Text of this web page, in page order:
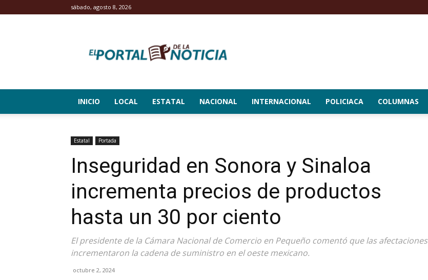
sábado, agosto 8, 2026
Portal
de
INICIO LOCAL ESTATAL NACIONAL INTERNACIONAL POLICIACA COLUMNAS
Estatal Portada
Inseguridad en Sonora y Sinaloa
incrementa precios de productos
hasta un 30 por ciento
El presidente de la Cámara Nacional de Comercio en Pequeño comentó que las afectaciones
incrementaron la cadena de suministro en el oeste mexicano.
octubre 2, 2024